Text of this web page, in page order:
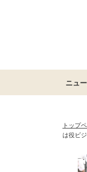
ニュ
トップ
は役ビ